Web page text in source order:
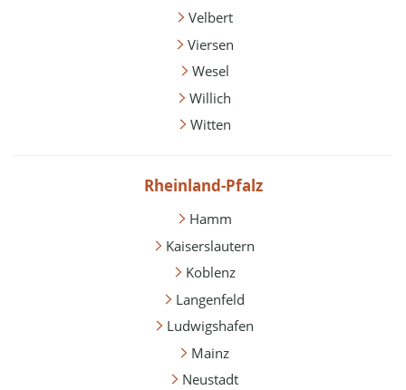
Velbert
Viersen
Wesel
Willich
Witten
Rheinland-Pfalz
Hamm
Kaiserslautern
Koblenz
Langenfeld
Ludwigshafen
Mainz
Neustadt